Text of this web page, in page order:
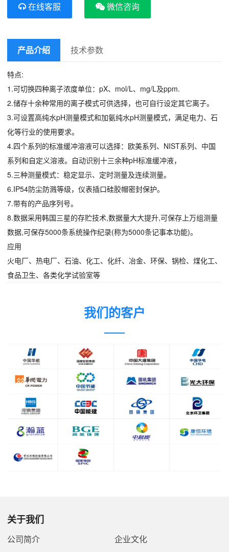
在线客服 微信咨询
产品介绍 技术参数
特点:
1.可切换四种离子浓度单位：pX、mol/L、mg/L及ppm.
2.储存十余种常用的离子模式可供选择，也可自行设定其它离子。
3.可设置高纯水pH测量模式和加氨纯水pH测量模式，满足电力、石
化等行业的使用要求。
4.四个系列的标准缓冲溶液可以选择：欧美系列、NIST系列、中国
系列和自定义溶液。自动识别十三余种pH标准缓冲液，
5.三种测量模式：稳定显示、定时测量及连续测量。
6.IP54防尘防溅等级，仪表插口硅胶帽密封保护。
7.带有的产品序列号。
8.数据采用韩国三星的存贮技术,数据量大大提升,可保存上万组测量
数据,可保存5000条系统操作纪录(称为5000条记事本功能)。
应用
火电厂、热电厂、石油、化工、化纤、冶金、环保、锅检、煤化工、
食品卫生、各类化学试验室等
我们的客户
关于我们
公司简介
企业文化